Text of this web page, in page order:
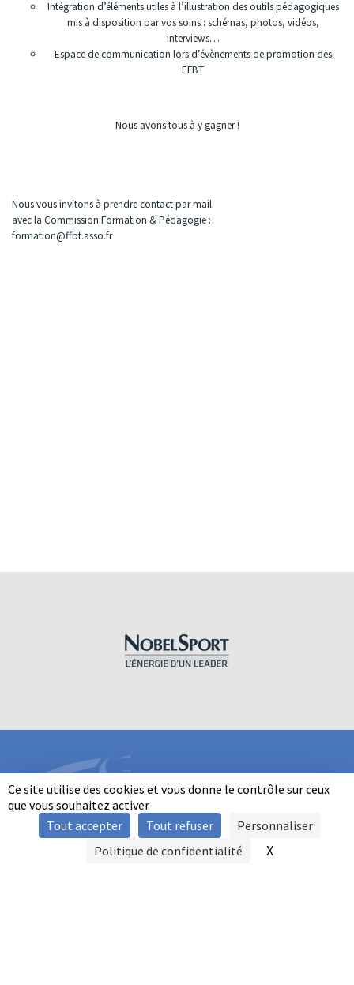
Ce site utilise des cookies et vous donne le contrôle sur ceux
que vous souhaitez activer
Tout accepter
Tout refuser
Personnaliser
Politique de confidentialité
X
Intégration d’éléments utiles à l’illustration des outils pédagogiques
mis à disposition par vos soins : schémas, photos, vidéos,
interviews…
Espace de communication lors d’évènements de promotion des
EFBT
Nous avons tous à y gagner !
Nous vous invitons à prendre contact par mail
avec la Commission Formation & Pédagogie :
formation@ffbt.asso.fr
INFORMATIONS
SIGNALER UNE VIOLENCE